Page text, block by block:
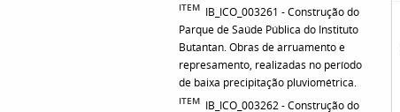
ITEM IB_ICO_003261 - Construção do
Parque de Saúde Pública do Instituto
Butantan. Obras de arruamento e
represamento, realizadas no período
de baixa precipitação pluviométrica.
ITEM IB_ICO_003262 - Construção do